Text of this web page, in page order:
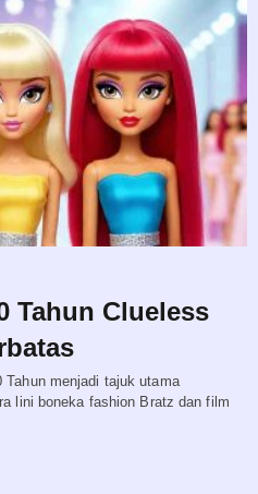
Tahun Clueless
menjadi tajuk utama
lini boneka fashion Bratz dan film